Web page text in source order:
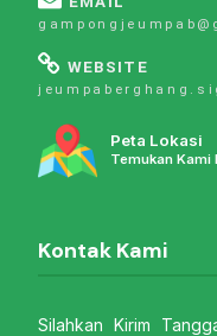
WEBSITE
Peta Lokasi
Temukan Kami
Kontak Kami
Silahkan Kirim